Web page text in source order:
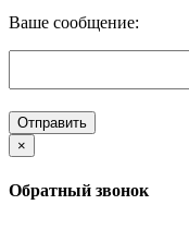
Ваше сообщение:
Отправить
×
Обратный звонок